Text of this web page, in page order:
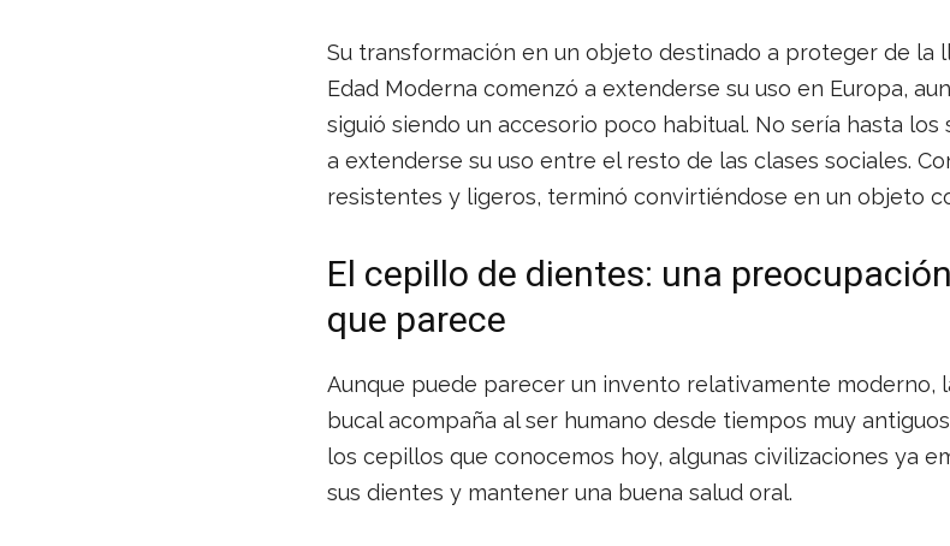
Su transformación en un objeto destinado a proteger de la
Edad Moderna comenzó a extenderse su uso en Europa,
siguió siendo un accesorio poco habitual. No sería hasta los
a extenderse su uso entre el resto de las clases sociales.
resistentes y ligeros, terminó convirtiéndose en un objeto
El cepillo de dientes: una
que parece
Aunque puede parecer un invento relativamente moderno,
bucal acompaña al ser humano desde tiempos muy
los cepillos que conocemos hoy, algunas civilizaciones ya
sus dientes y mantener una buena salud oral.